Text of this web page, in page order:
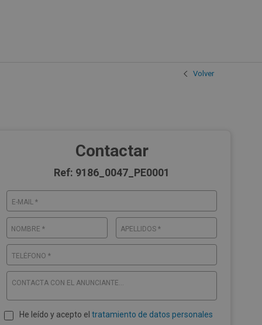
Volver
Contactar
Ref: 9186_0047_PE0001
E-MAIL *
NOMBRE * APELLIDOS *
TELÉFONO *
CONTACTA CON EL ANUNCIANTE...
He leído y acepto el tratamiento de datos personales